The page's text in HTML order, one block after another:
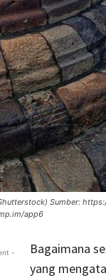
Sumber:
app6
-
Bagaimana
yang